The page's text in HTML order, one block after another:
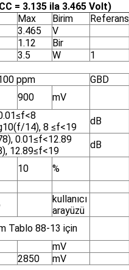
= 3.135 ila 3.465 Volt)
Max Birim
Referans
3.465
V
1.12
Bir
3.5 W
1
ppm
GBD
900
mV
14), 8 ≤f<19
dB
0.01≤f<12.89
12.89≤f<19
dB
10
%
kullanıcı
arayüzü
Tablo 88-13 için
mV
2850
mV